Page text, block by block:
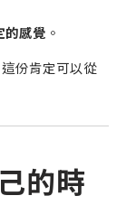
的感覺 。
份肯定可以從
的時